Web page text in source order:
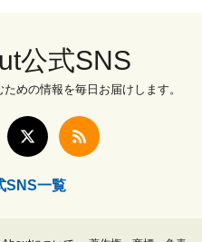
公式SNS
めの情報を毎日お届けします。
SNS一覧